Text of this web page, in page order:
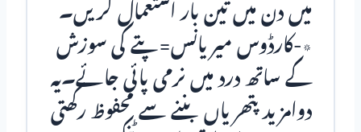
میں دن میں تین بار استعمال کریں۔
٭-کارڈوس میریانس=پتے کی سوزش
کے ساتھ درد میں نرمی پائی جائے۔یہ
دوامزید پتھریاں بننے سے محفوظ رکھتی